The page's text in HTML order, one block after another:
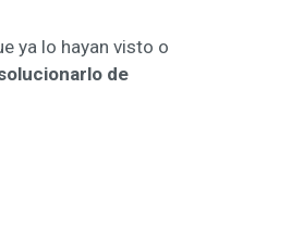
ya lo hayan visto o
de